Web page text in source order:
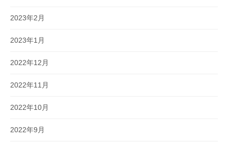
2023年2月
2023年1月
2022年12月
2022年11月
2022年10月
2022年9月